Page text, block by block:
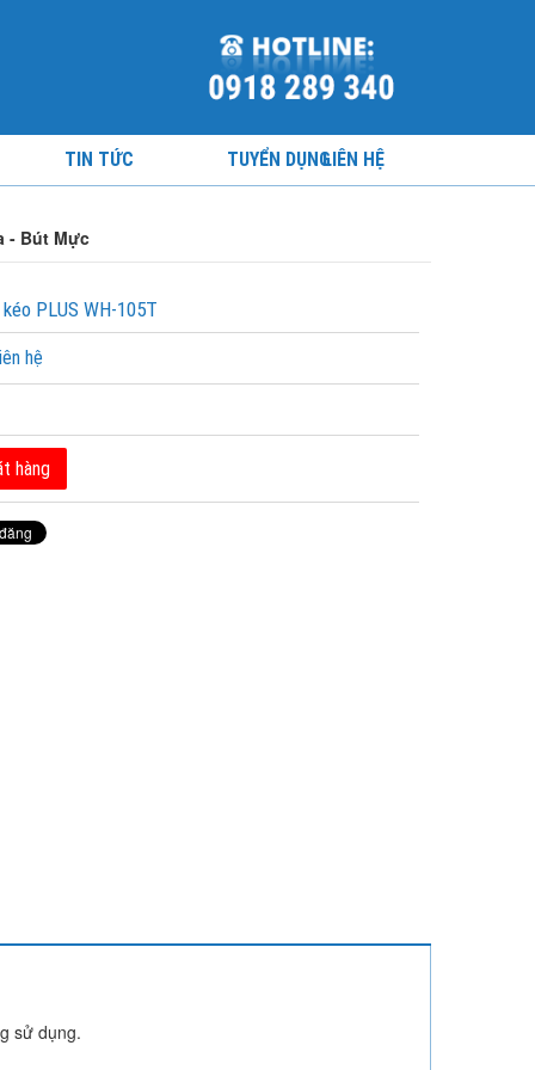
TIN TỨC TUYỂN DỤNGLIÊN HỆ
- Bút Mực
PLUS WH-105T
hệ
hàng
sử dụng.